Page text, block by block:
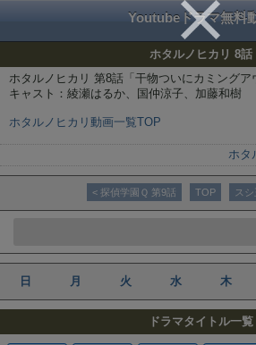
Youtubeドラマ無料
ホタルノヒカリ 8話
ホタルノヒカリ 第8話「干物ついにカミングア
キャスト：綾瀬はるか、国仲涼子、加藤和樹
ホタルノヒカリ動画一覧TOP
ホタ
< 探偵学園Ｑ 第9話 TOP ス
日 月 火 水 木
ドラマタイトル一覧